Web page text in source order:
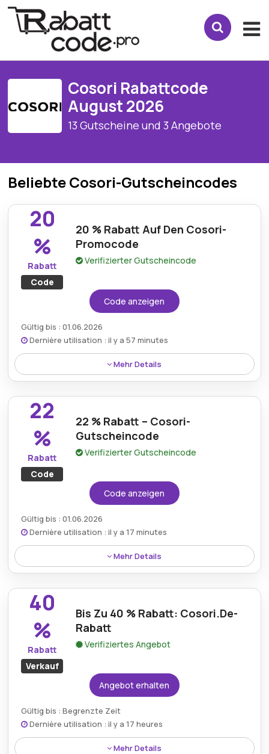
Cosori Rabattcode
August 2026
13 Gutscheine und 3 Angebote
Beliebte Cosori-Gutscheincodes
20
%
Rabatt
Code
20 % Rabatt Auf Den Cosori-
Promocode
Verifizierter Gutscheincode
Code anzeigen
Gültig bis : 01.06.2026
Dernière utilisation : il y a 57 minutes
Mehr Details
Sparen Sie 20 % mit einem Cosori-Gutscheincode,
der sich perfekt eignet, um hochwertige
Küchengeräte zu einem tollen Preis anzubieten.
22
%
Rabatt
Code
22 % Rabatt – Cosori-
Gutscheincode
Verifizierter Gutscheincode
Code anzeigen
Gültig bis : 01.06.2026
Dernière utilisation : il y a 17 minutes
Mehr Details
Erhalten Sie 22 % Rabatt mit einem Cosori-
Gutscheincode und erhöhen Sie so Ihre Ersparnisse
bei hochwertigen Küchenutensilien.
40
%
Rabatt
Verkauf
Bis Zu 40 % Rabatt: Cosori.De-
Rabatt
Verifiziertes Angebot
Angebot erhalten
Gültig bis : Begrenzte Zeit
Dernière utilisation : il y a 17 heures
Mehr Details